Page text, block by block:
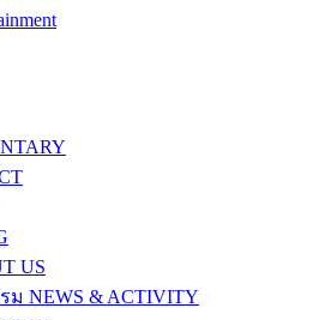
US
ม NEWS & ACTIVITY